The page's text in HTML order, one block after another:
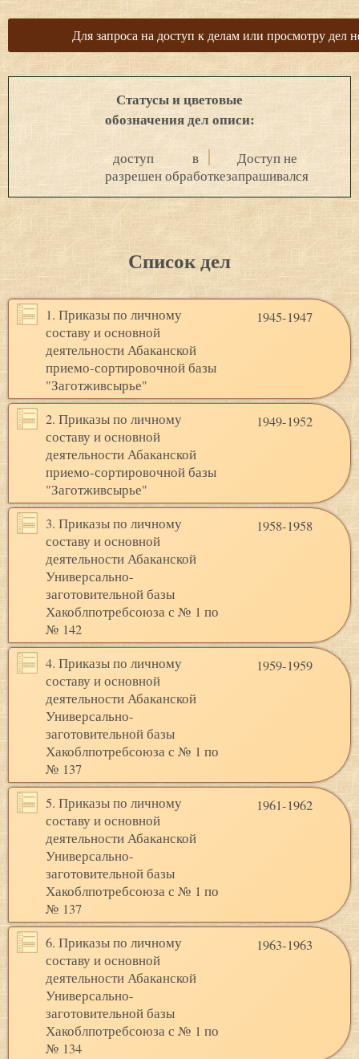
Для запроса на доступ к делам или просмотру дел
Статусы и цветовые
обозначения дел описи:
доступ
разрешен
в
обработке
Доступ не
запрашивался
Список дел
1. Приказы по личному
составу и основной
деятельности Абаканской
приемо-сортировочной базы
"Заготживсырье"
1945-1947
2. Приказы по личному
составу и основной
деятельности Абаканской
приемо-сортировочной базы
"Заготживсырье"
1949-1952
3. Приказы по личному
составу и основной
деятельности Абаканской
Универсально-
заготовительной базы
Хакоблпотребсоюза с № 1 по
№ 142
1958-1958
4. Приказы по личному
составу и основной
деятельности Абаканской
Универсально-
заготовительной базы
Хакоблпотребсоюза с № 1 по
№ 137
1959-1959
5. Приказы по личному
составу и основной
деятельности Абаканской
Универсально-
заготовительной базы
Хакоблпотребсоюза с № 1 по
№ 137
1961-1962
6. Приказы по личному
составу и основной
деятельности Абаканской
Универсально-
заготовительной базы
Хакоблпотребсоюза с № 1 по
№ 134
1963-1963